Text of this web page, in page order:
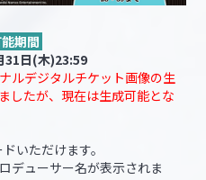
期間
31日(木)23:59
ルデジタルチケット画像の生
したが、現在は生成可能とな
いただけます。
デューサー名が表示されま